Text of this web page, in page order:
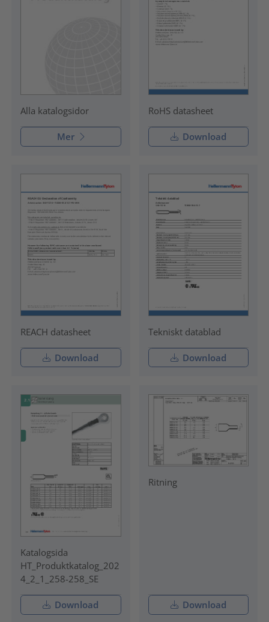
Alla katalogsidor
Mer
RoHS datasheet
Download
REACH datasheet
Download
Tekniskt datablad
Download
Katalogsida
HT_Produktkatalog_202
4_2_1_258-258_SE
Download
Ritning
Download